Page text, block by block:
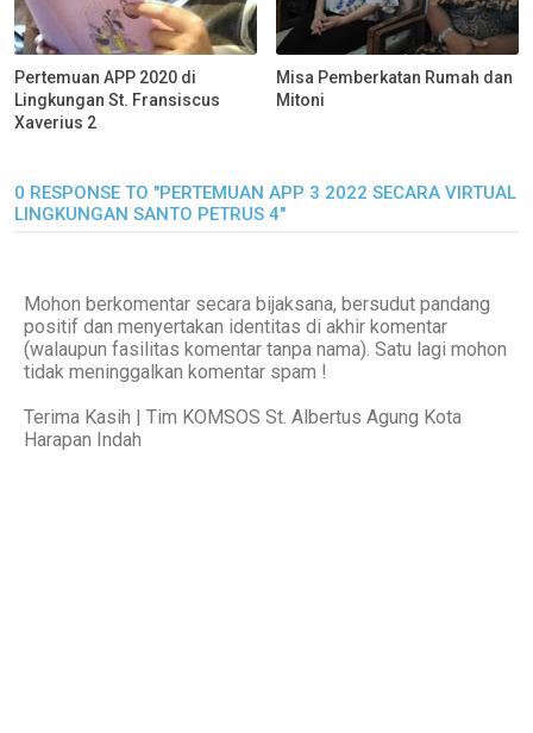
Pertemuan APP 2020 di
Lingkungan St. Fransiscus
Xaverius 2
Misa Pemberkatan Rumah dan
Mitoni
0 RESPONSE TO "PERTEMUAN APP 3 2022 SECARA VIRTUAL
LINGKUNGAN SANTO PETRUS 4"
Mohon berkomentar secara bijaksana, bersudut pandang
positif dan menyertakan identitas di akhir komentar
(walaupun fasilitas komentar tanpa nama). Satu lagi mohon
tidak meninggalkan komentar spam !
Terima Kasih | Tim KOMSOS St. Albertus Agung Kota
Harapan Indah